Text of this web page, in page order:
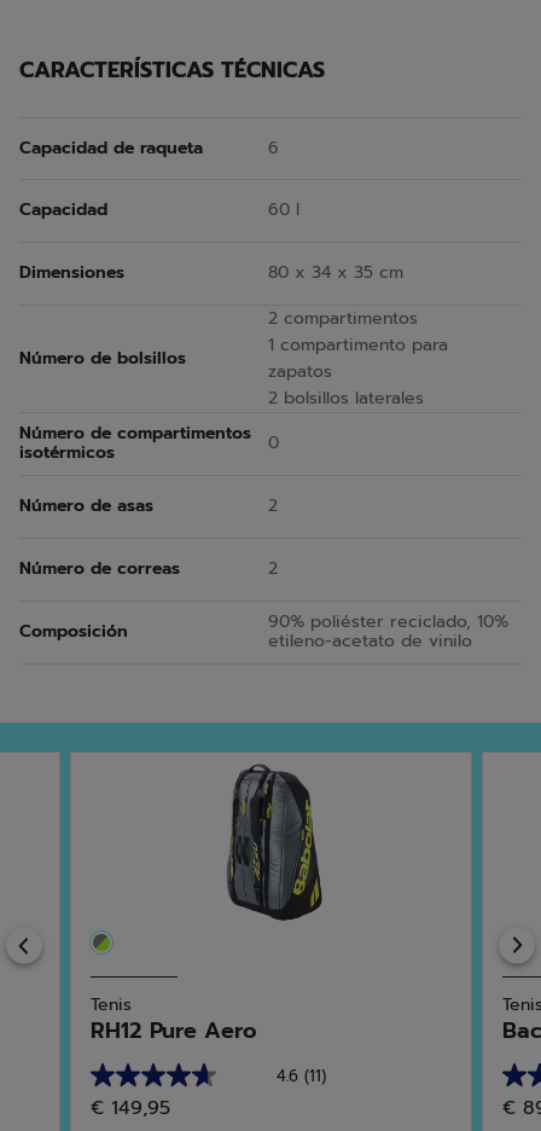
CARACTERÍSTICAS TÉCNICAS
Capacidad de raqueta 6
Capacidad 60 l
Dimensiones 80 x 34 x 35 cm
Número de bolsillos
2 compartimentos
1 compartimento para
zapatos
2 bolsillos laterales
Número de compartimentos
isotérmicos 0
Número de asas 2
Número de correas 2
Composición 90% poliéster reciclado, 10%
etileno-acetato de vinilo
Previous
Tenis
RH12 Pure Aero
4.6 (11)
4.6
de
€ 149,95
5.0
de
€